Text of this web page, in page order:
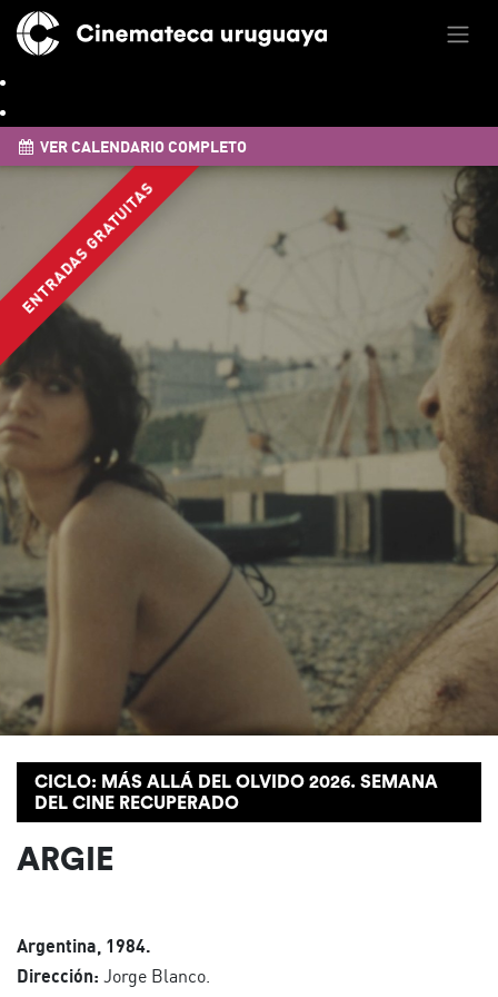
VER CALENDARIO COMPLETO
ENTRADAS GRATUITAS
CICLO: MÁS ALLÁ DEL OLVIDO 2026. SEMANA
DEL CINE RECUPERADO
ARGIE
Argentina, 1984.
Dirección: Jorge Blanco.